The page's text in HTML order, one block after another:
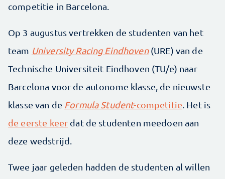
competitie in Barcelona.
Op 3 augustus vertrekken de studenten van het
team University Racing Eindhoven(URE) van de
Technische Universiteit Eindhoven (TU/e) naar
Barcelona voor de autonome klasse, de nieuwste
klasse van de Formula Student-competitie. Het is
de eerste keer dat de studenten meedoen aan
deze wedstrijd.
Twee jaar geleden hadden de studenten al willen